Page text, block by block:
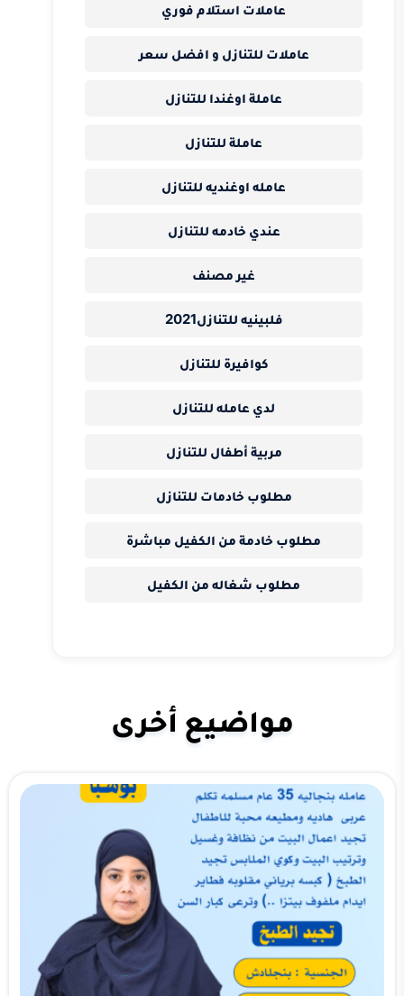
عاملات استلام فوري
عاملات للتنازل و افضل سعر
عاملة اوغندا للتنازل
عاملة للتنازل
عامله اوغنديه للتنازل
عندي خادمه للتنازل
غير مصنف
فلبينيه للتنازل2021
كوافيرة للتنازل
لدي عامله للتنازل
مربية أطفال للتنازل
مطلوب خادمات للتنازل
مطلوب خادمة من الكفيل مباشرة
مطلوب شغاله من الكفيل
مواضيع أخرى